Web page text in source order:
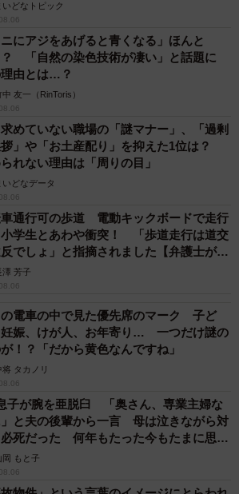
いどなトピック
ニにアジをあげると青くなる」ほんと
？ 「自然の染色技術が凄い」と話題に
由とは…？
中 友一（RinToris）
めていない職場の「謎マナー」、「過剰
」や「お土産配り」を抑えた1位は？
れない理由は「周りの目」
いどなデータ
車通行可の歩道 電動キックボードで走行
学生とあわや衝突！ 「歩道走行は道交
でしょ」と指摘されました【弁護士が解
澤 芳子
の電車の中で見た優先席のマーク 子ど
妊娠、けが人、お年寄り… 一つだけ謎の
！？「だから黄色なんですね」
将 タカノリ
子が腕を亜脱臼 「奥さん、専業主婦な
と夫の後輩から一言 母は泣きながら対
必死だった 何年もたった今もたまに思い
…
岡 もと子